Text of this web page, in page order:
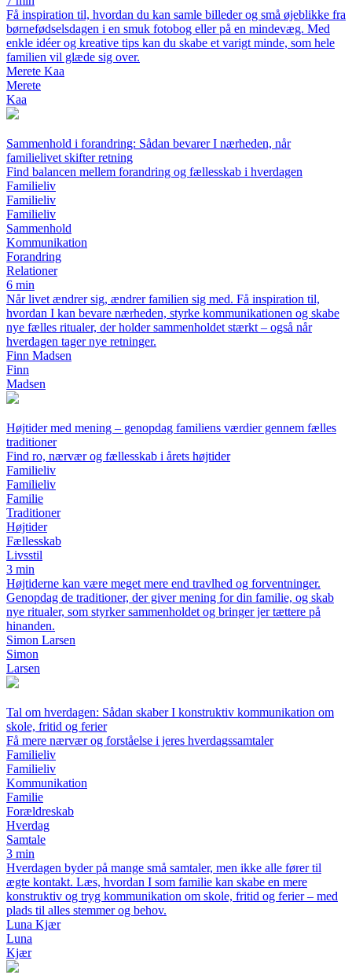
Få inspiration til, hvordan du kan samle billeder og små øjeblikke fra
børnefødselsdagen i en smuk fotobog eller på en mindevæg. Med
enkle idéer og kreative tips kan du skabe et varigt minde, som hele
familien vil glæde sig over.
Merete Kaa
Merete
Kaa
Sammenhold i forandring: Sådan bevarer I nærheden, når
familielivet skifter retning
Find balancen mellem forandring og fællesskab i hverdagen
Familieliv
Familieliv
Familieliv
Sammenhold
Kommunikation
Forandring
Relationer
6 min
Når livet ændrer sig, ændrer familien sig med. Få inspiration til,
hvordan I kan bevare nærheden, styrke kommunikationen og skabe
nye fælles ritualer, der holder sammenholdet stærkt – også når
hverdagen tager nye retninger.
Finn Madsen
Finn
Madsen
Højtider med mening – genopdag familiens værdier gennem fælles
traditioner
Find ro, nærvær og fællesskab i årets højtider
Familieliv
Familieliv
Familie
Traditioner
Højtider
Fællesskab
Livsstil
3 min
Højtiderne kan være meget mere end travlhed og forventninger.
Genopdag de traditioner, der giver mening for din familie, og skab
nye ritualer, som styrker sammenholdet og bringer jer tættere på
hinanden.
Simon Larsen
Simon
Larsen
Tal om hverdagen: Sådan skaber I konstruktiv kommunikation om
skole, fritid og ferier
Få mere nærvær og forståelse i jeres hverdagssamtaler
Familieliv
Familieliv
Kommunikation
Familie
Forældreskab
Hverdag
Samtale
3 min
Hverdagen byder på mange små samtaler, men ikke alle fører til
ægte kontakt. Læs, hvordan I som familie kan skabe en mere
konstruktiv og tryg kommunikation om skole, fritid og ferier – med
plads til alles stemmer og behov.
Luna Kjær
Luna
Kjær